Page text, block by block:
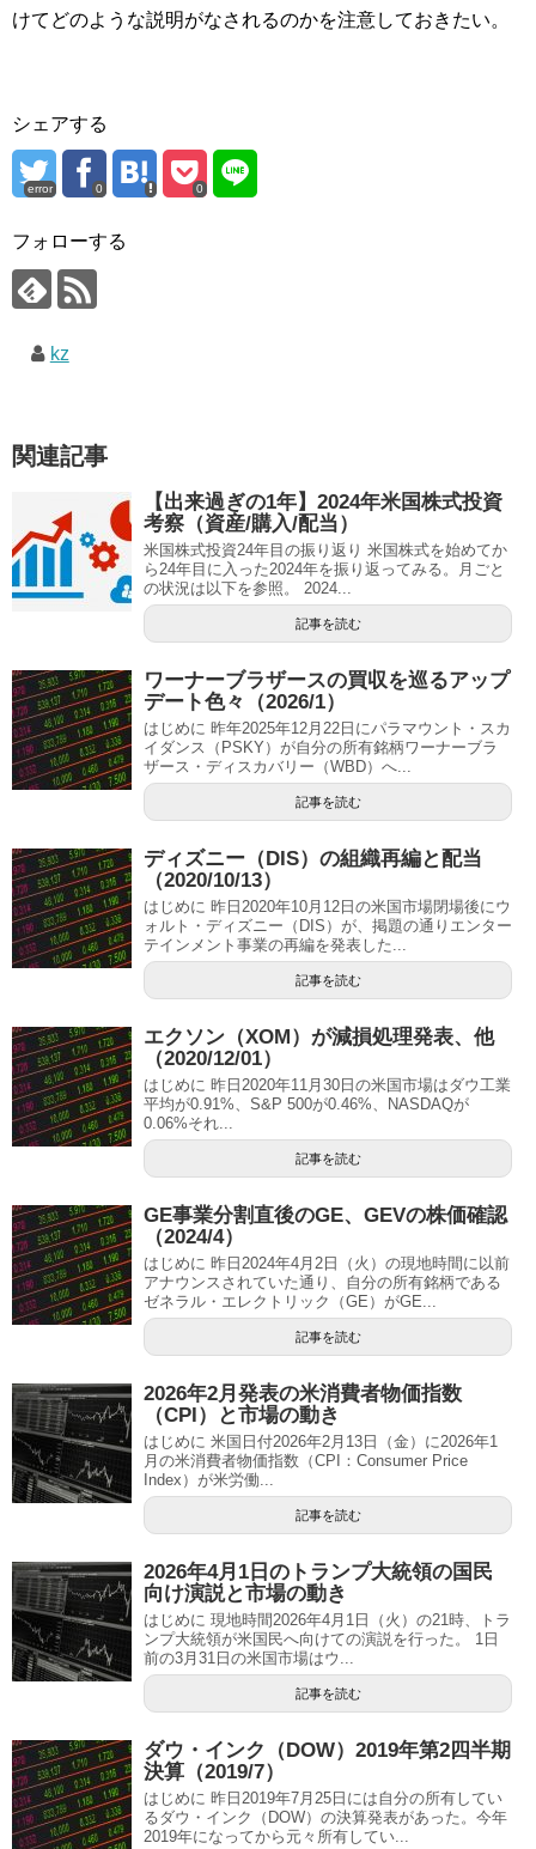
けてどのような説明がなされるのかを注意しておきたい。
シェアする
error 0 0
フォローする
kz
関連記事
【出来過ぎの1年】2024年米国株式投資
考察（資産/購入/配当）
米国株式投資24年目の振り返り 米国株式を始めてか
ら24年目に入った2024年を振り返ってみる。月ごと
の状況は以下を参照。 2024...
記事を読む
ワーナーブラザースの買収を巡るアップ
デート色々（2026/1）
はじめに 昨年2025年12月22日にパラマウント・スカ
イダンス（PSKY）が自分の所有銘柄ワーナーブラ
ザース・ディスカバリー（WBD）へ...
記事を読む
ディズニー（DIS）の組織再編と配当
（2020/10/13）
はじめに 昨日2020年10月12日の米国市場閉場後にウ
ォルト・ディズニー（DIS）が、掲題の通りエンター
テインメント事業の再編を発表した...
記事を読む
エクソン（XOM）が減損処理発表、他
（2020/12/01）
はじめに 昨日2020年11月30日の米国市場はダウ工業
平均が0.91%、S&P 500が0.46%、NASDAQが
0.06%それ...
記事を読む
GE事業分割直後のGE、GEVの株価確認
（2024/4）
はじめに 昨日2024年4月2日（火）の現地時間に以前
アナウンスされていた通り、自分の所有銘柄である
ゼネラル・エレクトリック（GE）がGE...
記事を読む
2026年2月発表の米消費者物価指数
（CPI）と市場の動き
はじめに 米国日付2026年2月13日（金）に2026年1
月の米消費者物価指数（CPI：Consumer Price
Index）が米労働...
記事を読む
2026年4月1日のトランプ大統領の国民
向け演説と市場の動き
はじめに 現地時間2026年4月1日（火）の21時、トラ
ンプ大統領が米国民へ向けての演説を行った。 1日
前の3月31日の米国市場はウ...
記事を読む
ダウ・インク（DOW）2019年第2四半期
決算（2019/7）
はじめに 昨日2019年7月25日には自分の所有してい
るダウ・インク（DOW）の決算発表があった。今年
2019年になってから元々所有してい...